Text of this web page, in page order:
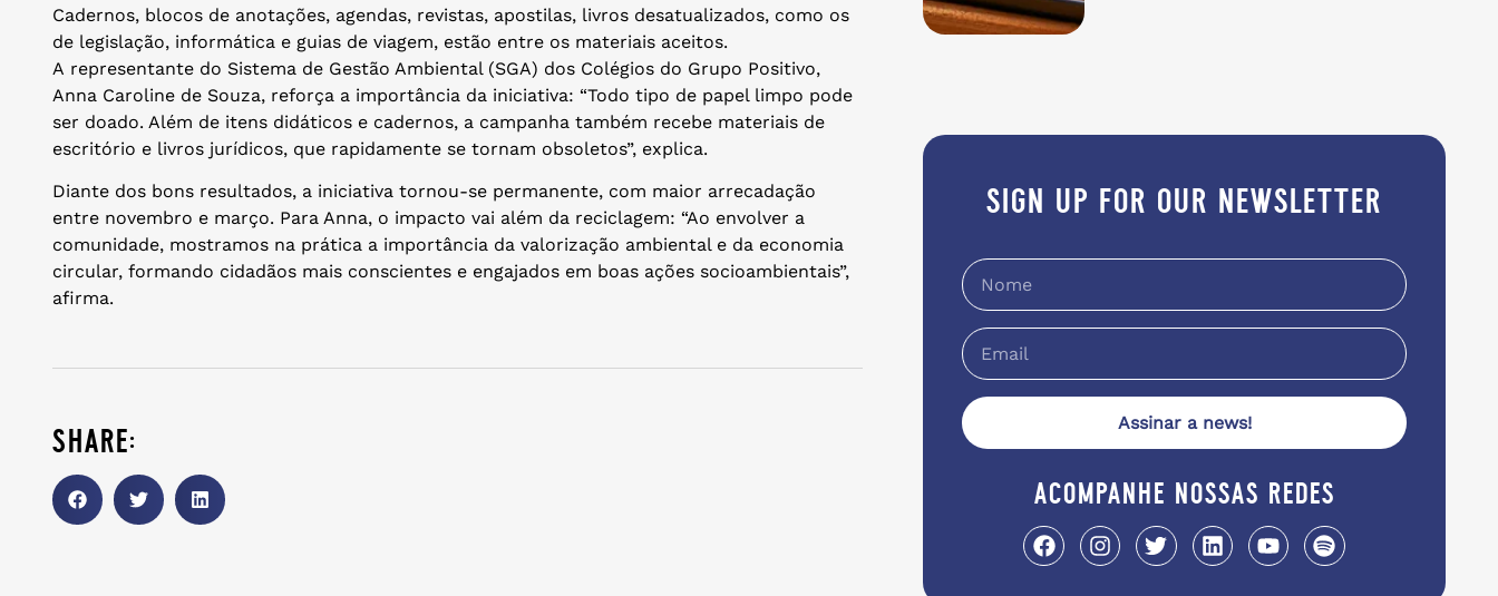
Cadernos, blocos de anotações, agendas, revistas, apostilas, livros desatualizados, como os
de legislação, informática e guias de viagem, estão entre os materiais aceitos.
A representante do Sistema de Gestão Ambiental (SGA) dos Colégios do Grupo Positivo,
Anna Caroline de Souza, reforça a importância da iniciativa: “Todo tipo de papel limpo pode
ser doado. Além de itens didáticos e cadernos, a campanha também recebe materiais de
escritório e livros jurídicos, que rapidamente se tornam obsoletos”, explica.
Diante dos bons resultados, a iniciativa tornou-se permanente, com maior arrecadação
entre novembro e março. Para Anna, o impacto vai além da reciclagem: “Ao envolver a
comunidade, mostramos na prática a importância da valorização ambiental e da economia
circular, formando cidadãos mais conscientes e engajados em boas ações socioambientais”,
afirma.
share:
sign up for our newsletter
Assinar a news!
acompanhe nossas redes